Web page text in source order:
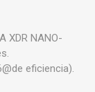
XDR NANO-
eficiencia).